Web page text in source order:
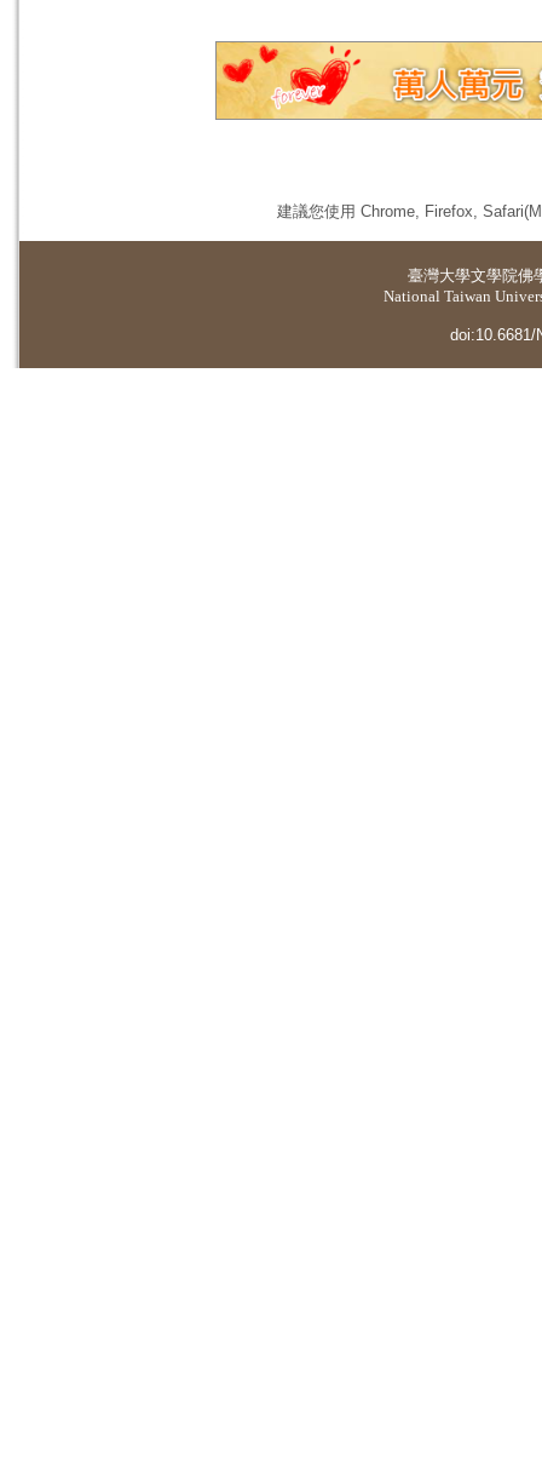
建議您使用 Chrome, Firefox,
臺灣大學文學院佛
National Taiwan
doi:10.6681/